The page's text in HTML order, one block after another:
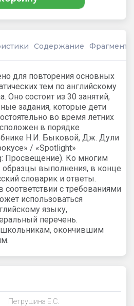
Содержание Фрагмент
для повторения основных
тем по английскому
Оно состоит из 30 занятий,
задания, которые дети
во время летних
в порядке
Н.И. Быковой, Дж. Дули
/ «Spotlight»
Просвещение). Ко многим
выполнения, в конце
словарик и ответы.
соответствии с требованиями
использоваться
языку,
перечень.
окончившим
Петрушина Е.С.